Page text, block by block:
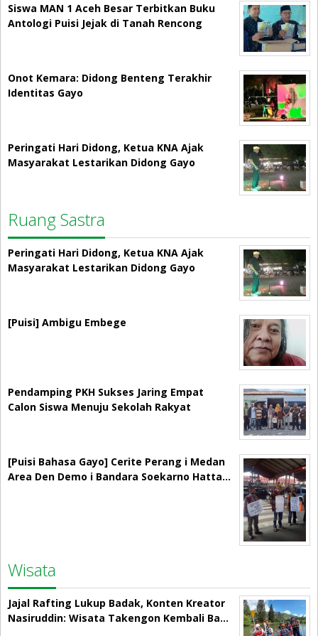
Siswa MAN 1 Aceh Besar Terbitkan Buku
Antologi Puisi Jejak di Tanah Rencong
Onot Kemara: Didong Benteng Terakhir
Identitas Gayo
Peringati Hari Didong, Ketua KNA Ajak
Masyarakat Lestarikan Didong Gayo
Ruang Sastra
Peringati Hari Didong, Ketua KNA Ajak
Masyarakat Lestarikan Didong Gayo
[Puisi] Ambigu Embege
Pendamping PKH Sukses Jaring Empat
Calon Siswa Menuju Sekolah Rakyat
[Puisi Bahasa Gayo] Cerite Perang i Medan
Area Den Demo i Bandara Soekarno Hatta…
Wisata
Jajal Rafting Lukup Badak, Konten Kreator
Nasiruddin: Wisata Takengon Kembali Ba…